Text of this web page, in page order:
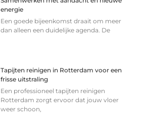
energie
Een goede bijeenkomst draait om meer
dan alleen een duidelijke agenda. De
Tapijten reinigen in Rotterdam voor een
frisse uitstraling
Een professioneel tapijten reinigen
Rotterdam zorgt ervoor dat jouw vloer
weer schoon,